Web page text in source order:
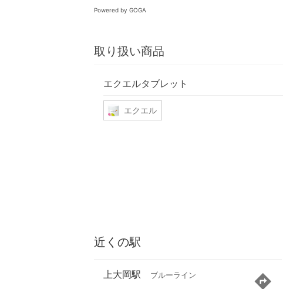
Powered by GOGA
取り扱い商品
エクエルタブレット
エクエル
近くの駅
上大岡駅 ブルーライン